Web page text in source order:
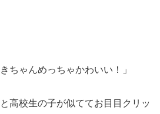
ちゃんめっちゃかわいい！」
高校生の子が似ててお目目クリッ